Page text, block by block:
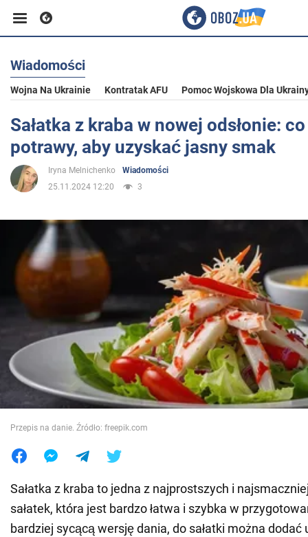
Biznes
Sport
Rozrywka
Polityka
Społeczeństwo
Wojna na Ukrainie
Świat
Jedzenie
Wiadomości
Wojna Na Ukrainie Kontratak AFU Pomoc Wojskowa Dla
Sałatka z kraba w nowej odsłonie:
potrawy, aby uzyskać jasny smak
Iryna Melnichenko
Wiadomości
25.11.2024 12:20
3
Przepis na danie. Źródło: freepik.com
Sałatka z kraba to jedna z najprostszych i
sałatek, która jest bardzo łatwa i szybka w
bardziej sycącą wersję dania, do sałatki można